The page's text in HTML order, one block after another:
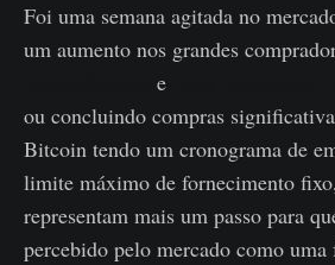
Foi uma semana agitada no
um aumento nos grandes
e
ou concluindo compras
Bitcoin tendo um cronograma de
limite máximo de fornecimento
representam mais um passo para
percebido pelo mercado como